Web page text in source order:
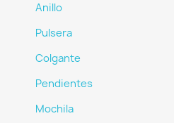
Anillo
Pulsera
Colgante
Pendientes
Mochila
Cancelar